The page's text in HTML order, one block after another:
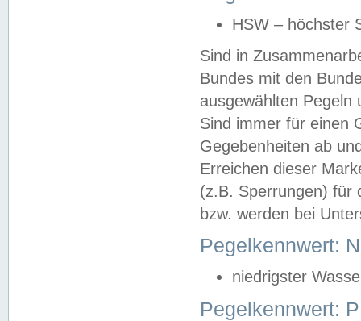
HSW – höchster
Sind in
Bundes mit den
ausgewählten
Sind immer für einen
Gegebenheiten ab
Erreichen dieser
(z.B. Sperrungen) für
bzw. werden bei
Pegelkennwert:
niedrigster
Pegelkennwert: